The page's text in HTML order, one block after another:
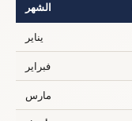
الشهر
يناير
فبراير
مارس